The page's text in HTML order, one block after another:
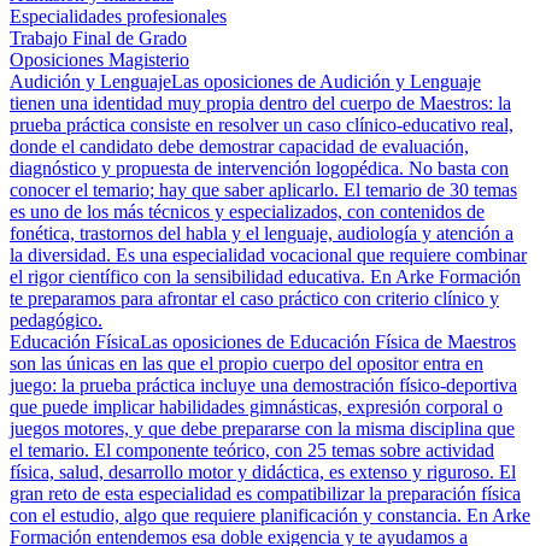
Especialidades profesionales
Trabajo Final de Grado
Oposiciones Magisterio
Audición y LenguajeLas oposiciones de Audición y Lenguaje
tienen una identidad muy propia dentro del cuerpo de Maestros: la
prueba práctica consiste en resolver un caso clínico-educativo real,
donde el candidato debe demostrar capacidad de evaluación,
diagnóstico y propuesta de intervención logopédica. No basta con
conocer el temario; hay que saber aplicarlo. El temario de 30 temas
es uno de los más técnicos y especializados, con contenidos de
fonética, trastornos del habla y el lenguaje, audiología y atención a
la diversidad. Es una especialidad vocacional que requiere combinar
el rigor científico con la sensibilidad educativa. En Arke Formación
te preparamos para afrontar el caso práctico con criterio clínico y
pedagógico.
Educación FísicaLas oposiciones de Educación Física de Maestros
son las únicas en las que el propio cuerpo del opositor entra en
juego: la prueba práctica incluye una demostración físico-deportiva
que puede implicar habilidades gimnásticas, expresión corporal o
juegos motores, y que debe prepararse con la misma disciplina que
el temario. El componente teórico, con 25 temas sobre actividad
física, salud, desarrollo motor y didáctica, es extenso y riguroso. El
gran reto de esta especialidad es compatibilizar la preparación física
con el estudio, algo que requiere planificación y constancia. En Arke
Formación entendemos esa doble exigencia y te ayudamos a